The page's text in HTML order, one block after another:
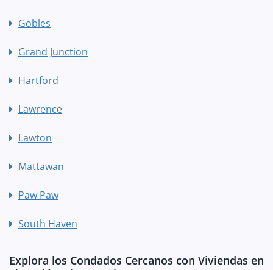
Gobles
Grand Junction
Hartford
Lawrence
Lawton
Mattawan
Paw Paw
South Haven
Explora los Condados Cercanos con Viviendas en